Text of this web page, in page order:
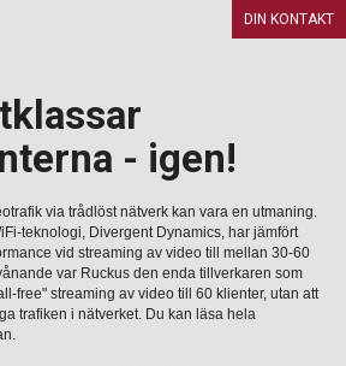
- igen!
via trådlöst nätverk kan vara en utmaning.
teknologi, Divergent Dynamics, har jämfört
vid streaming av video till mellan 30-60
var Ruckus den enda tillverkaren som
free" streaming av video till 60 klienter, utan att
trafiken i nätverket. Du kan läsa hela
DIN KONTAKT